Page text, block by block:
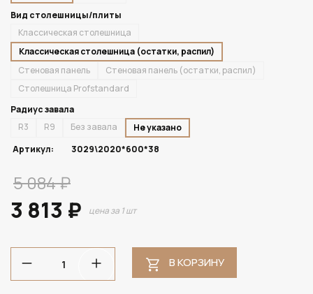
Вид столешницы/плиты
Классическая столешница
Классическая столешница (остатки, распил)
Стеновая панель
Стеновая панель (остатки, распил)
Столешница Profstandard
Радиус завала
R3
R9 Без завала
Не указано
Артикул:
3029\2020*600*38
5 084 ₽
3 813 ₽ цена за 1 шт
В КОРЗИНУ